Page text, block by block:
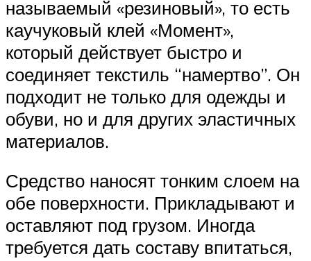
называемый «резиновый», то есть
каучуковый клей «Момент»,
который действует быстро и
соединяет текстиль “намертво”. Он
подходит не только для одежды и
обуви, но и для других эластичных
материалов.
Средство наносят тонким слоем на
обе поверхности. Прикладывают и
оставляют под грузом. Иногда
требуется дать составу впитаться,